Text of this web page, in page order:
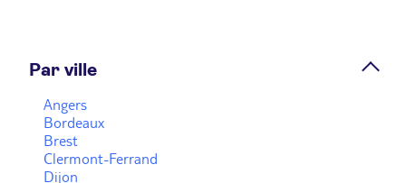
Par ville
Angers
Bordeaux
Brest
Clermont-Ferrand
Dijon